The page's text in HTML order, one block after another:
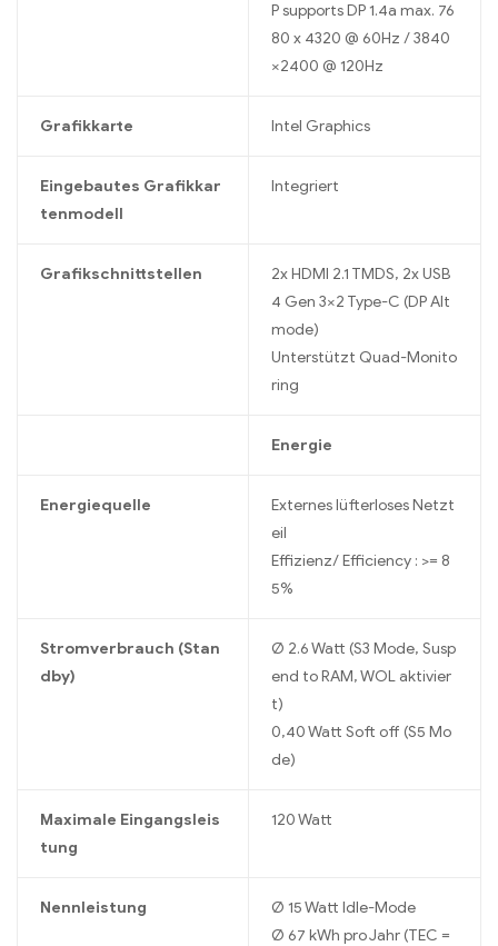
P supports DP 1.4a max. 76
80 x 4320 @ 60Hz / 3840
×2400 @ 120Hz
Grafikkarte Intel Graphics
Eingebautes Grafikkar
tenmodell
Integriert
Grafikschnittstellen
2x HDMI 2.1 TMDS, 2x USB
4 Gen 3×2 Type-C (DP Alt
mode)
Unterstützt Quad-Monito
ring
Energie
Energiequelle
Externes lüfterloses Netzt
eil
Effizienz/ Efficiency : >= 8
5%
Stromverbrauch (Stan
dby)
Ø 2.6 Watt (S3 Mode, Susp
end to RAM, WOL aktivier
t)
0,40 Watt Soft off (S5 Mo
de)
Maximale Eingangsleis
tung
120 Watt
Nennleistung
Ø 15 Watt Idle-Mode
Ø 67 kWh pro Jahr (TEC =